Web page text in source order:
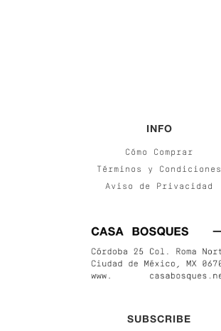
INFO
Cómo Comprar
Términos y Condiciones
Aviso de Privacidad
SUBSCRIBE